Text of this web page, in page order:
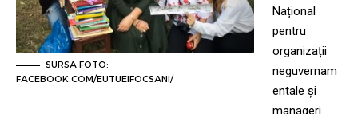
SURSA FOTO:
FACEBOOK.COM/EUTUEIFOCSANI/
Național
pentru
organizații
neguvernam
entale și
manageri